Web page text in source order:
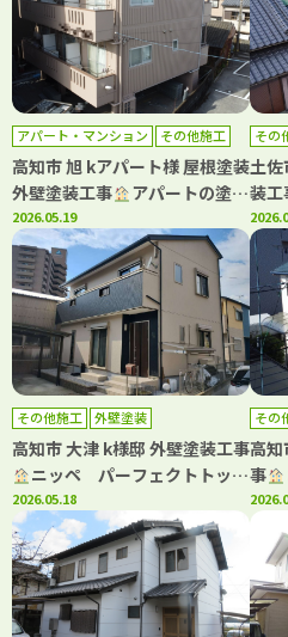
アパート・マンション
その他施工
外壁塗装
屋根塗装 防水工事
高知市 旭 kアパート様 屋根塗装
外壁塗装工事
アパートの塗
装・防水工事もおまかせ(^^)
2026.05.19
その
土佐
装工
ざい
その他施工 外壁塗装
高知市 大津 k様邸 外壁塗装工事
ニッペ パーフェクトトップ
Si 3分艶で落ち着いた仕上がり
(^^♪
2026.05.18
その
高
事
り